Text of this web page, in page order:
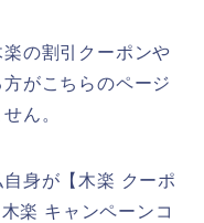
の割引クーポンや
がこちらのページ
ん。
身が【木楽 クーポ
楽 キャンペーンコ